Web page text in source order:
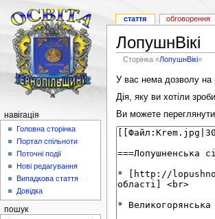
ЛопушнВікі
Сторінка «ЛопушнВікі»
У вас нема дозволу на
Дія, яку ви хотіли
Ви можете переглянути
стаття обговорення
навігація
Головна сторінка
Портал спільноти
Поточні події
Нові редагування
Випадкова стаття
Довідка
пошук